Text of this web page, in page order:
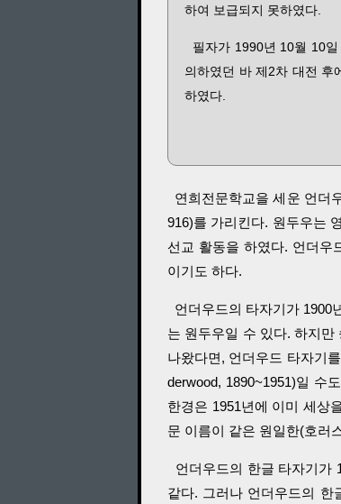
하여 보급되지 못하였다.
필자가 1990년 10월 10
의하였던 바 제2차 대전 후
하였다.
연희전문학교을 세운 언더
916)를 가리킨다. 원두우는
선교 활동을 하였다. 언더우
이기도 하다.
언더우드의 타자기가 1900
는 원두우일 수 있다. 하지
나왔다면, 언더우드 타자기
derwood, 1890~1951)일 수
한경은 1951년에 이미 세상
문 이름이 같은 원일한(호러
언더우드의 한글 타자기가
같다. 그러나 언더우드의 한